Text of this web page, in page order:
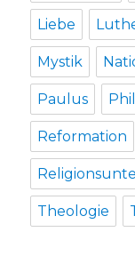
Liebe
Mystik
Paulus
Reformation
Theologie